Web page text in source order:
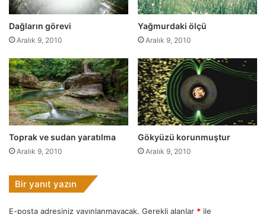
Dağların görevi
Aralık 9, 2010
Yağmurdaki ölçü
Aralık 9, 2010
Toprak ve sudan yaratılma
Aralık 9, 2010
Gökyüzü korunmuştur
Aralık 9, 2010
Bir yanıt yazın
E-posta adresiniz yayınlanmayacak. Gerekli alanlar * ile